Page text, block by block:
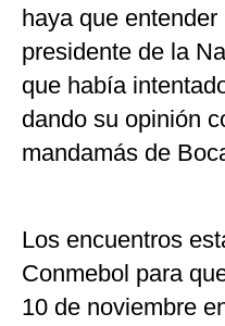
haya que
presidente de la
que había
dando su opinión
mandamás de
Los encuentros
Conmebol para
10 de noviembre